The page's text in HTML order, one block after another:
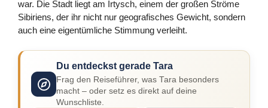
war. Die Stadt liegt am Irtysch, einem der großen Ströme
Sibiriens, der ihr nicht nur geografisches Gewicht, sondern
auch eine eigentümliche Stimmung verleiht.
Du entdeckst gerade Tara
Frag den Reiseführer, was Tara besonders
macht – oder setz es direkt auf deine
Wunschliste.